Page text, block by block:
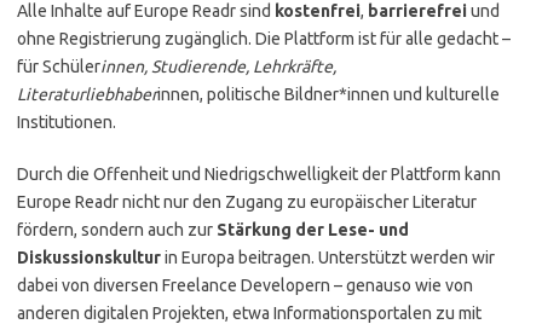
Alle Inhalte auf Europe Readr sind kostenfrei, barrierefreiund
ohne Registrierung zugänglich. Die Plattform ist für alle gedacht –
für Schülerinnen, Studierende, Lehrkräfte,
Literaturliebhaberinnen, politische Bildner*innen und kulturelle
Institutionen.
Durch die Offenheit und Niedrigschwelligkeit der Plattform kann
Europe Readr nicht nur den Zugang zu europäischer Literatur
fördern, sondern auch zur Stärkung der Lese- und
Diskussionskulturin Europa beitragen. Unterstützt werden wir
dabei von diversen Freelance Developern – genauso wie von
anderen digitalen Projekten, etwa Informationsportalen zu mit